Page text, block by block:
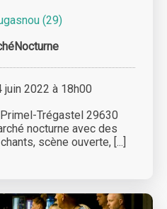
(29)
2022 à 18h00
Trégastel 29630
nocturne avec des
scène ouverte, [...]